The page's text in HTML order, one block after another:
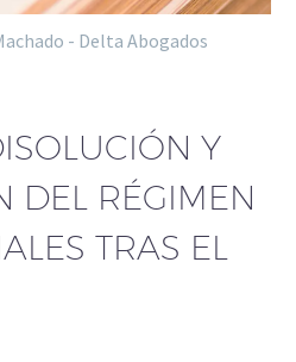
- Delta Abogados
Y
DEL RÉGIMEN
TRAS EL